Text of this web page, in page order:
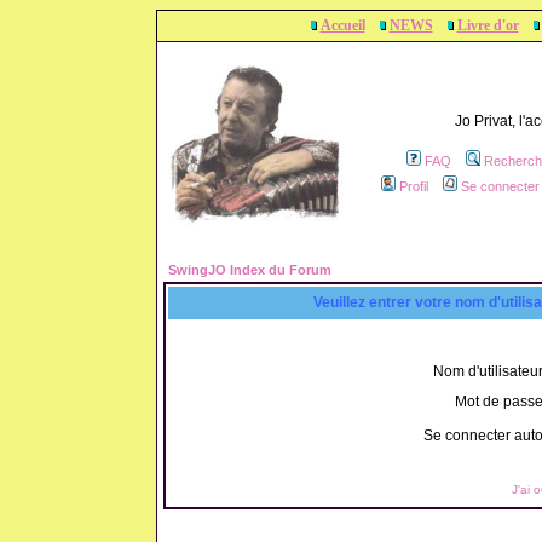
Accueil NEWS Livre d'or
Jo Privat,
FAQ
Profil
Se
SwingJO Index du Forum
Veuillez entrer votre nom
Nom
Mot de
Se connecter
J'ai